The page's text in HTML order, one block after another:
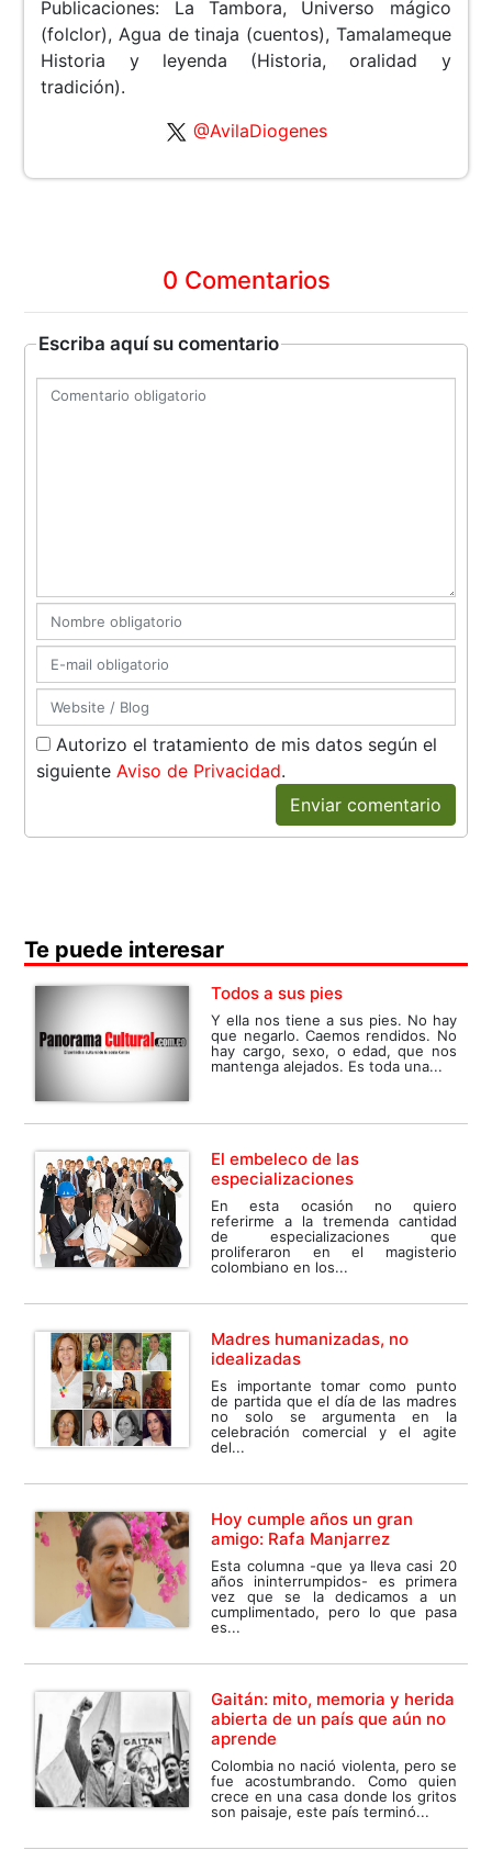
Publicaciones: La Tambora, Universo mágico
(folclor), Agua de tinaja (cuentos), Tamalameque
Historia y leyenda (Historia, oralidad y
tradición).
@AvilaDiogenes
0 Comentarios
Escriba aquí su comentario
Autorizo el tratamiento de mis datos según el
siguiente Aviso de Privacidad.
Enviar comentario
Te puede interesar
Todos a sus pies
Y ella nos tiene a sus pies. No hay
que negarlo. Caemos rendidos. No
hay cargo, sexo, o edad, que nos
mantenga alejados. Es toda una...
El embeleco de las
especializaciones
En esta ocasión no quiero
referirme a la tremenda cantidad
de especializaciones que
proliferaron en el magisterio
colombiano en los...
Madres humanizadas, no
idealizadas
Es importante tomar como punto
de partida que el día de las madres
no solo se argumenta en la
celebración comercial y el agite
del...
Hoy cumple años un gran
amigo: Rafa Manjarrez
Esta columna -que ya lleva casi 20
años ininterrumpidos- es primera
vez que se la dedicamos a un
cumplimentado, pero lo que pasa
es...
Gaitán: mito, memoria y herida
abierta de un país que aún no
aprende
Colombia no nació violenta, pero se
fue acostumbrando. Como quien
crece en una casa donde los gritos
son paisaje, este país terminó...